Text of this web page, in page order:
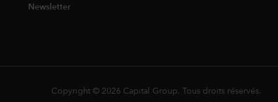
Newsletter
Copyright © 2026 Capital Group. Tous droits réservés.